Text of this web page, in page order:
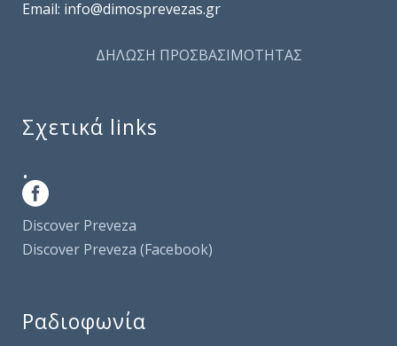
Email: info@dimosprevezas.gr
ΔΗΛΩΣΗ ΠΡΟΣΒΑΣΙΜΟΤΗΤΑΣ
Σχετικά links
.
Discover Preveza
Discover Preveza (Facebook)
Ραδιοφωνία